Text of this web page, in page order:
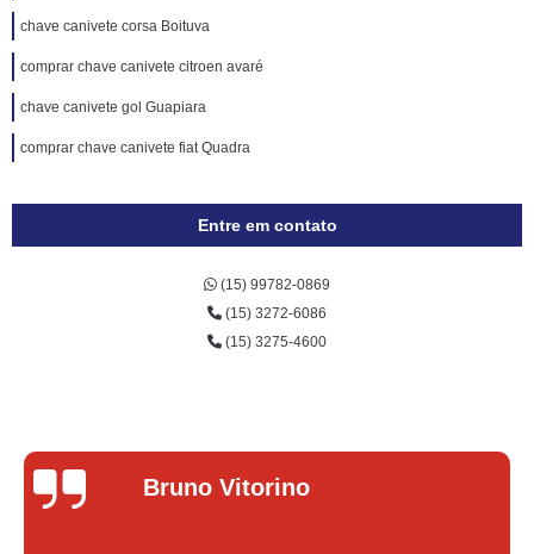
chave canivete corsa Boituva
comprar chave canivete citroen avaré
chave canivete gol Guapiara
comprar chave canivete fiat Quadra
Entre em contato
(15) 99782-0869
(15) 3272-6086
(15) 3275-4600
Bruno Vitorino